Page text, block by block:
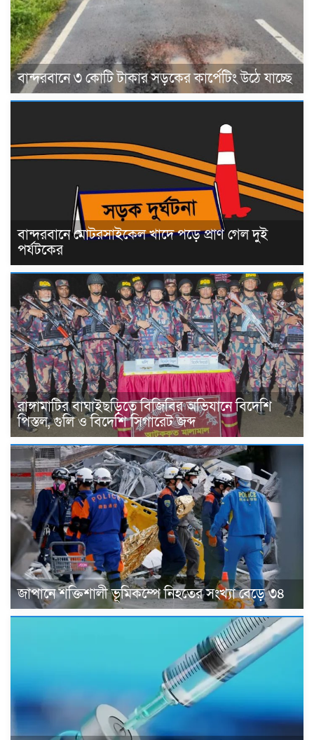
বান্দরবানে ৩ কোটি টাকার সড়কের কার্পেটিং উঠে যাচ্ছে
বান্দরবানে মোটরসাইকেল খাদে পড়ে প্রাণ গেল দুই
পর্যটকের
রাঙ্গামাটির বাঘাইছড়িতে বিজিবির অভিযানে বিদেশি
পিস্তল, গুলি ও বিদেশি সিগারেট জব্দ
জাপানে শক্তিশালী ভূমিকম্পে নিহতের সংখ্যা বেড়ে ৩৪